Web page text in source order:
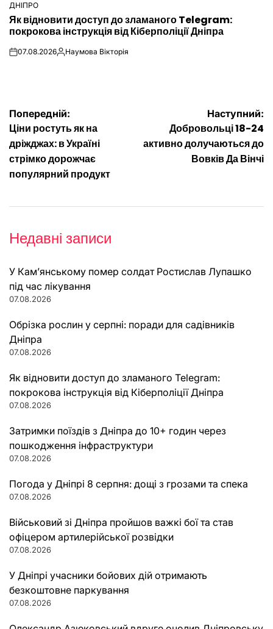
ОПУБЛІКУВАТИ
У
ДНІПРО
Як відновити доступ до зламаного Telegram:
покрокова інструкція від Кіберполіції Дніпра
on07.08.2026Опубліковано
Наумова Вікторія
Навігація
записів
Попередній:
Ціни ростуть як на
дріжджах: в Україні
стрімко дорожчає
популярний продукт
Наступний:
Добровольці 18-24
активно долучаються до
Вовків Да Вінчі
Недавні записи
У Кам’янському помер солдат Ростислав Лупашко
під час лікування
07.08.2026
Обрізка рослин у серпні: поради для садівників
Дніпра
07.08.2026
Як відновити доступ до зламаного Telegram:
покрокова інструкція від Кіберполіції Дніпра
07.08.2026
Затримки поїздів з Дніпра до 10+ годин через
пошкодження інфраструктури
07.08.2026
Погода у Дніпрі 8 серпня: дощі з грозами та спека
07.08.2026
Військовий зі Дніпра пройшов важкі бої та став
офіцером артилерійської розвідки
07.08.2026
У Дніпрі учасники бойових дій отримають
безкоштовне паркування
07.08.2026